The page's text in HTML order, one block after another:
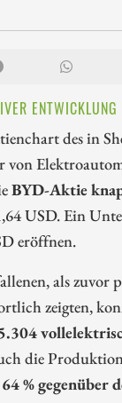
ENTWICKLUNG
des in
BYD-Aktie
USD. Ein
eröffnen.
als
zeigten,
die
% gegenüber